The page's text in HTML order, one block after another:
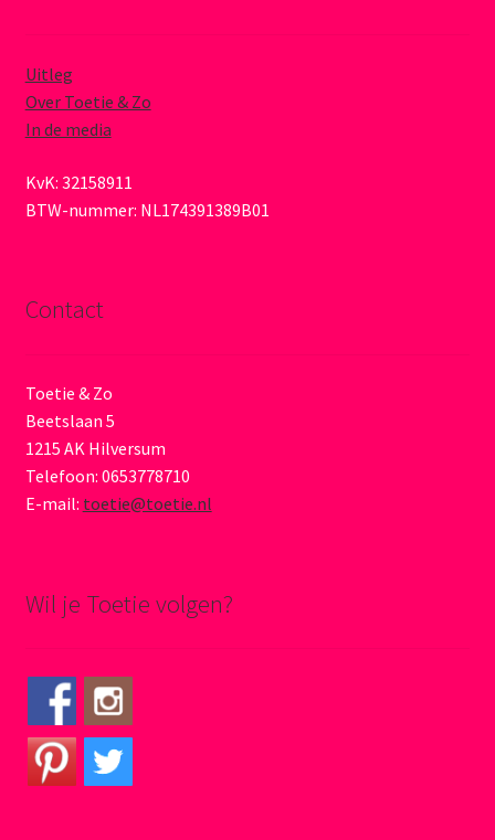
Uitleg
Over Toetie & Zo
In de media
KvK: 32158911
BTW-nummer: NL174391389B01
Contact
Toetie & Zo
Beetslaan 5
1215 AK Hilversum
Telefoon: 0653778710
E-mail: toetie@toetie.nl
Wil je Toetie volgen?